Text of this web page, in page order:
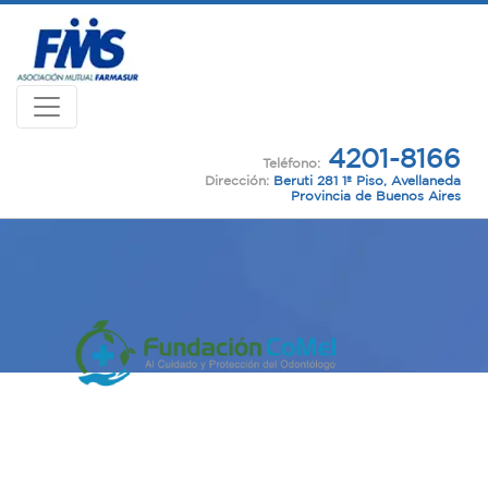
Teléfono: 4201-8166
Dirección: Beruti 281 1º Piso, Avellaneda
Provincia de Buenos Aires